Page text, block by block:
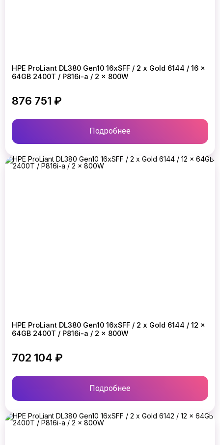
HPE ProLiant DL380 Gen10 16xSFF / 2 x Gold 6144 / 16 x
64GB 2400T / P816i-a / 2 x 800W
876 751 ₽
Подробнее
HPE ProLiant DL380 Gen10 16xSFF / 2 x Gold 6144 / 12 x
64GB 2400T / P816i-a / 2 x 800W
702 104 ₽
Подробнее